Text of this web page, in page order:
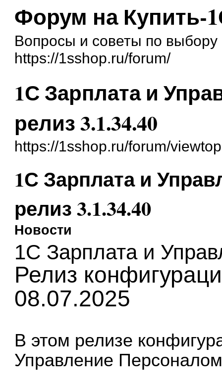
Форум на Купить-
Вопросы и советы по
https://1sshop.ru/forum/
1С Зарплата и
релиз 3.1.34.40
https://1sshop.ru/forum/
1С Зарплата и
релиз 3.1.34.40
Новости
1С Зарплата и
Релиз
08.07.2025
В этом релизе
Управление